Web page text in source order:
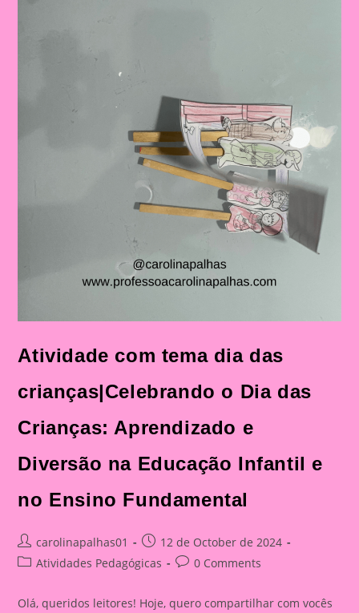
Atividade com tema dia das
crianças|Celebrando o Dia das
Crianças: Aprendizado e
Diversão na Educação Infantil e
no Ensino Fundamental
Post
author:
carolinapalhas01
Post
published:
12 de October de 2024
PostAtividades Pedagógicas
Post0 Comments
Olá, queridos leitores! Hoje, quero compartilhar com vocês